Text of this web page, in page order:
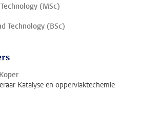
(MSc)
Technology (BSc)
Katalyse en oppervlaktechemie